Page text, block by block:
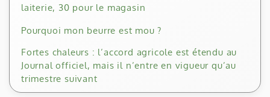
laiterie, 30 pour le magasin
Pourquoi mon beurre est mou ?
Fortes chaleurs : l’accord agricole est étendu au
Journal officiel, mais il n’entre en vigueur qu’au
trimestre suivant